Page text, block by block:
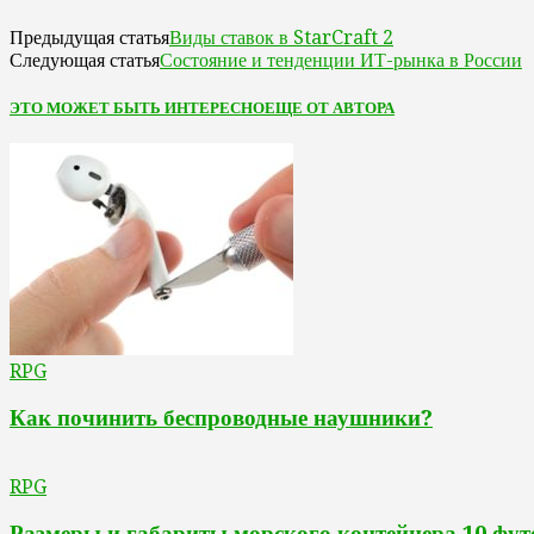
Предыдущая статьяВиды ставок в StarCraft 2
Следующая статьяСостояние и тенденции ИТ-рынка в России
ЭТО МОЖЕТ БЫТЬ ИНТЕРЕСНОЕЩЕ ОТ АВТОРА
RPG
Как починить беспроводные наушники?
RPG